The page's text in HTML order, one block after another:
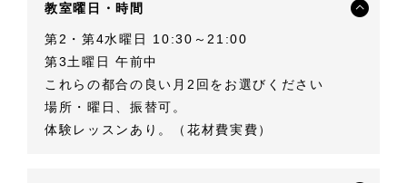
教室曜日・時間
第2・第4水曜日 10:30～21:00
第3土曜日 午前中
これらの都合の良い月2回をお選びください
場所・曜日、振替可。
体験レッスンあり。（花材費実費）